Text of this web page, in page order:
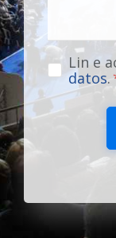
Lin e
datos.